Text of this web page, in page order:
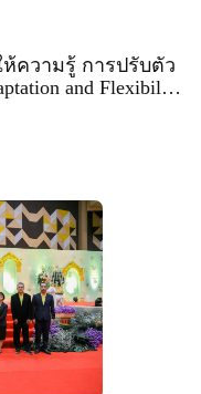
ความรู้ การปรับตัว
and Flexibility